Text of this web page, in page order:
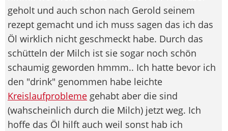
geholt und auch schon nach Gerold seinem
rezept gemacht und ich muss sagen das ich das
Öl wirklich nicht geschmeckt habe. Durch das
schütteln der Milch ist sie sogar noch schön
schaumig geworden hmmm.. Ich hatte bevor ich
den "drink" genommen habe leichte
Kreislaufprobleme gehabt aber die sind
(wahscheinlich durch die Milch) jetzt weg. Ich
hoffe das Öl hilft auch weil sonst hab ich